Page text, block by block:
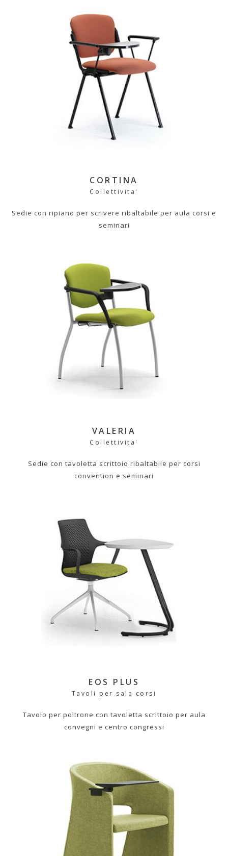
CORTINA
Collettivita'
Sedie con ripiano per scrivere ribaltabile per aula corsi e
seminari
VALERIA
Collettivita'
Sedie con tavoletta scrittoio ribaltabile per corsi
convention e seminari
EOS PLUS
Tavoli per sala corsi
Tavolo per poltrone con tavoletta scrittoio per aula
convegni e centro congressi